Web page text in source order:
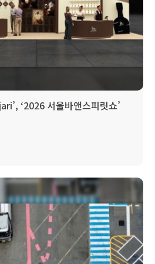
‘2026 서울바앤스피릿쇼’